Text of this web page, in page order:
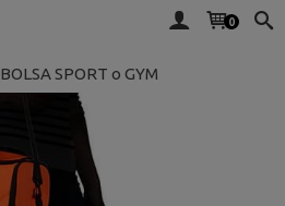
0
BOLSA SPORT o GYM